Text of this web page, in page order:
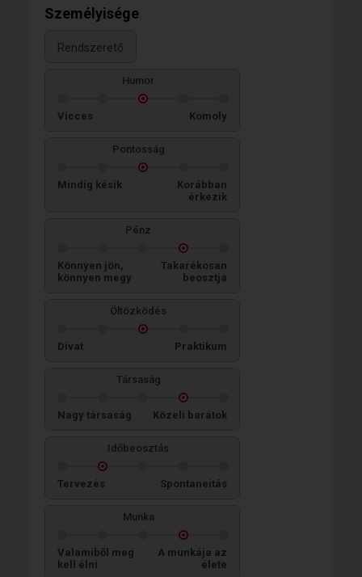
Személyisége
Rendszerető
Humor
Vicces Komoly
Pontosság
Mindig késik
Korábban
érkezik
Pénz
Könnyen jön,
könnyen megy
Takarékosan
beosztja
Öltözködés
Divat Praktikum
Társaság
Nagy társaság Közeli barátok
Időbeosztás
Tervezés Spontaneitás
Munka
Valamiből meg
kell élni
A munkája az
élete